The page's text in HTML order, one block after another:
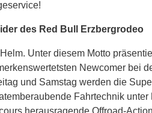
des Red Bull Erzbergrodeo
Unter diesem Motto
Newcomer bei
und Samstag werden die
Fahrtechnik unter
herausragende Offroad-